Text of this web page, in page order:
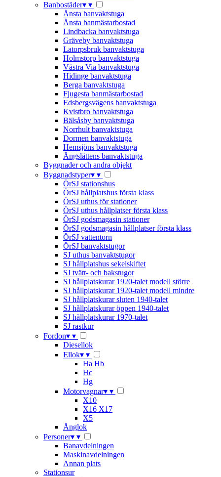
Banbostäder▾ ▾
Ånsta banvaktstuga
Ånsta banmästarbostad
Lindbacka banvaktstuga
Gräveby banvaktstuga
Latorpsbruk banvaktstuga
Holmstorp banvaktstuga
Västra Via banvaktstuga
Hidinge banvaktstuga
Berga banvaktstuga
Fjugesta banmästarbostad
Edsbergsvägens banvaktstuga
Kvistbro banvaktstuga
Bälsåsby banvaktstuga
Norrhult banvaktstuga
Dormen banvaktstuga
Hemsjöns banvaktstuga
Ängslättens banvaktstuga
Byggnader och andra objekt
Byggnadstyper▾ ▾
ÖrSJ stationshus
ÖrSJ hållplatshus första klass
ÖrSJ uthus för stationer
ÖrSJ uthus hållplatser första klass
ÖrSJ godsmagasin stationer
ÖrSJ godsmagasin hållplatser första klass
ÖrSJ vattentorn
ÖrSJ banvaktstugor
SJ uthus banvaktstugor
SJ hållplatshus sekelskiftet
SJ tvätt- och bakstugor
SJ hållplatskurar 1920-talet modell större
SJ hållplatskurar 1920-talet modell mindre
SJ hållplatskurar sluten 1940-talet
SJ hållplatskurar öppen 1940-talet
SJ hållplatskurar 1970-talet
SJ rastkur
Fordon▾ ▾
Diesellok
Ellok▾ ▾
Ha Hb
Hc
Hg
Motorvagnar▾ ▾
X10
X16 X17
X5
Ånglok
Personer▾ ▾
Banavdelningen
Maskinavdelningen
Annan plats
Stationsur